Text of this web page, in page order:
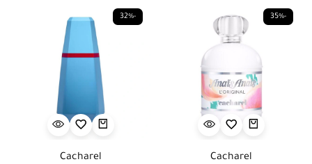
-35%
Cacharel
-32%
Cacharel